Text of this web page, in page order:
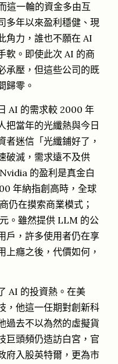
這一輪的資金多由互
多年以來盈利穩健、現
角力，誰也不願在 AI
軟。即使此次 AI 的商
承壓，但這些公司的既
歸零。
AI 的需求較 2000 年
把當年的光纖熱與今日
者迷信「光纖鋪好了，
破滅，需求遠不及供
的盈利是真金白
年納指創高時，全球
仍在摸索商業模式；
。雖然提供 LLM 的公
戶，許多使用者仍在享
上癮之後，代價如何，
AI 的投資熱。在美
，他這一任期對創新科
過去不以為然的虛擬貨
巨頭頻仍造訪白宮，官
府入股英特爾，更為市